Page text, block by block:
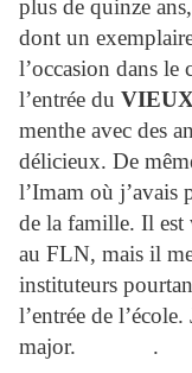
plus de quinze
dont un
l’occasion dans le
l’entrée du
menthe avec des
délicieux. De
l’Imam où j’avais
de la famille. Il est
au FLN, mais il
instituteurs
l’entrée de l’école.
major.
.